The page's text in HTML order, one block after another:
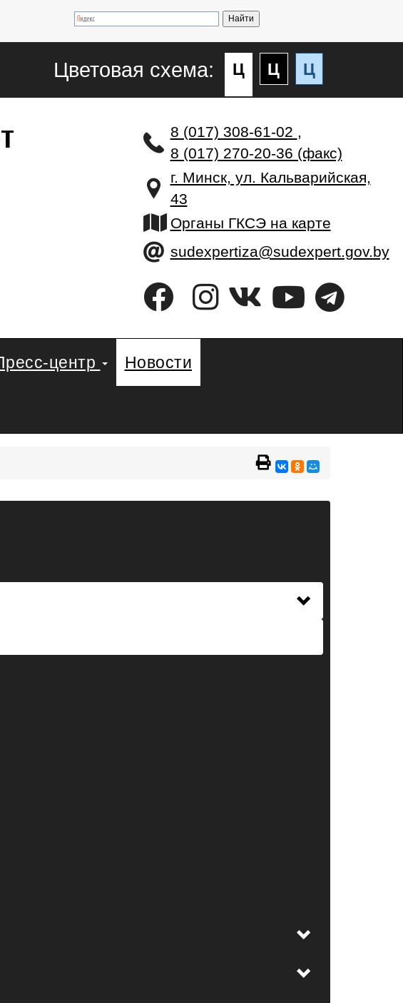
Цветовая схема: Ц Ц Ц
8 (017) 308-61-02 ,
8 (017) 270-20-36 (факс)
г. Минск, ул. Кальварийская,
43
Органы ГКСЭ на карте
sudexpertiza@sudexpert.gov.by
центр Новости